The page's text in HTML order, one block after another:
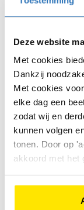
Deze website
Met cookies
Dankzij
Met cookies
elke dag een
zodat wij en
kunnen volgen
tonen. Door op
akkoord met het
Je
Tring!
Voordat
kijken
okay?
goed